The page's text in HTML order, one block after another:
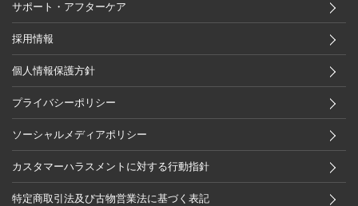
サポート・アフターケア
採用情報
個人情報保護方針
プライバシーポリシー
ソーシャルメディアポリシー
カスタマーハラスメントに対する行動指針
特定商取引法及び古物営業法に基づく表記